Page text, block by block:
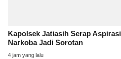
Kapolsek Jatiasih Serap
Narkoba Jadi Sorotan
4 jam yang lalu